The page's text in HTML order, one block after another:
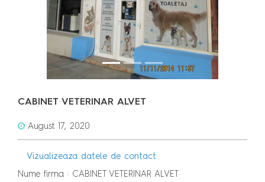
CABINET VETERINAR ALVET
August 17, 2020
Vizualizeaza datele de contact
Nume firma : CABINET VETERINAR ALVET